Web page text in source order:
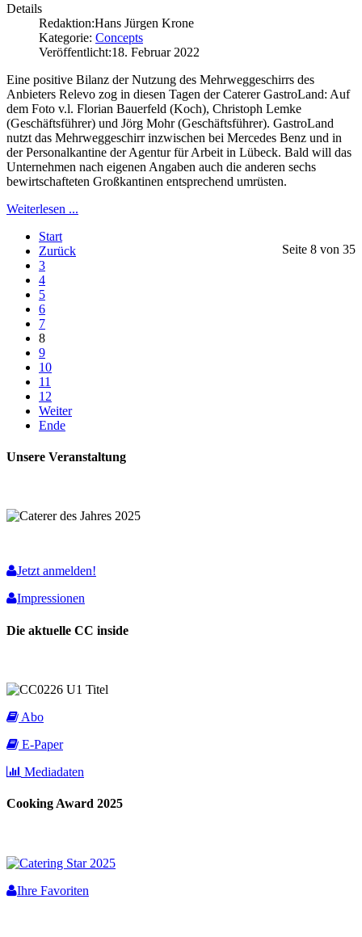
Details
Redaktion:Hans Jürgen Krone
Kategorie: Concepts
Veröffentlicht:18. Februar 2022
Eine positive Bilanz der Nutzung des Mehrweggeschirrs des
Anbieters Relevo zog in diesen Tagen der Caterer GastroLand: Auf
dem Foto v.l. Florian Bauerfeld (Koch), Christoph Lemke
(Geschäftsführer) und Jörg Mohr (Geschäftsführer). GastroLand
nutzt das Mehrweggeschirr inzwischen bei Mercedes Benz und in
der Personalkantine der Agentur für Arbeit in Lübeck. Bald will das
Unternehmen nach eigenen Angaben auch die anderen sechs
bewirtschafteten Großkantinen entsprechend umrüsten.
Weiterlesen ...
Seite 8 von 35
Start
Zurück
3
4
5
6
7
8
9
10
11
12
Weiter
Ende
Unsere Veranstaltung
Jetzt anmelden!
Impressionen
Die aktuelle CC inside
Abo
E-Paper
Mediadaten
Cooking Award 2025
Ihre Favoriten